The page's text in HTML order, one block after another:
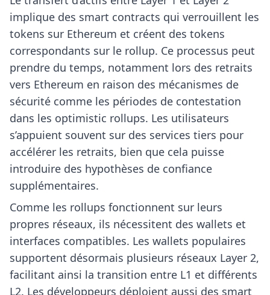
implique des smart contracts qui verrouillent les
tokens sur Ethereum et créent des tokens
correspondants sur le rollup. Ce processus peut
prendre du temps, notamment lors des retraits
vers Ethereum en raison des mécanismes de
sécurité comme les périodes de contestation
dans les optimistic rollups. Les utilisateurs
s’appuient souvent sur des services tiers pour
accélérer les retraits, bien que cela puisse
introduire des hypothèses de confiance
supplémentaires.
Comme les rollups fonctionnent sur leurs
propres réseaux, ils nécessitent des wallets et
interfaces compatibles. Les wallets populaires
supportent désormais plusieurs réseaux Layer 2,
facilitant ainsi la transition entre L1 et différents
L2. Les développeurs déploient aussi des smart